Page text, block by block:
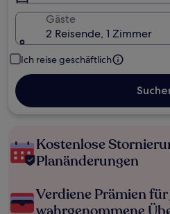
Gäste
2 Reisende, 1 Zimmer
Ich reise geschäftlich
Kostenlose
Planänderungen
Verdiene Prämien